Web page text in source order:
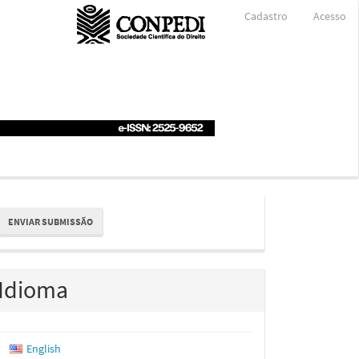
Cadastro Acesso
ENVIAR SUBMISSÃO
Idioma
English